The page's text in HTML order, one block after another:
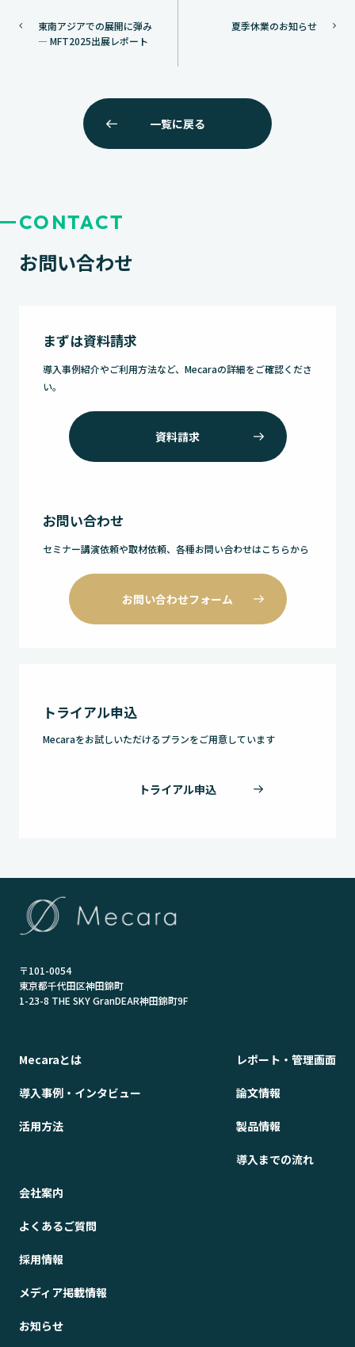
稿
夏季休業のお知らせ
東南アジアでの展開に弾み
― MFT2025出展レポート
一覧に戻る
CONTACT
お問い合わせ
まずは資料請求
導入事例紹介やご利用方法など、Mecaraの詳細をご確認くださ
い。
資料請求
お問い合わせ
セミナー講演依頼や取材依頼、各種お問い合わせはこちらから
お問い合わせフォーム
トライアル申込
Mecaraをお試しいただけるプランをご用意しています
トライアル申込
〒101-0054
東京都千代田区神田錦町
1-23-8 THE SKY GranDEAR神田錦町9F
Mecaraとは
導入事例・インタビュー
活用方法
レポート・管理画面
論文情報
製品情報
導入までの流れ
会社案内
よくあるご質問
採用情報
メディア掲載情報
お知らせ